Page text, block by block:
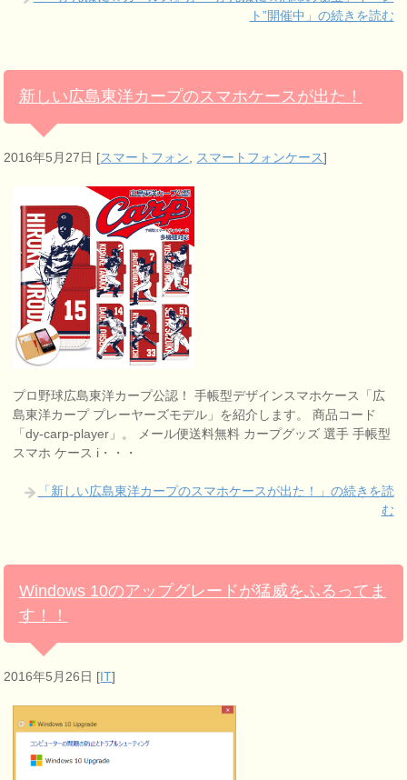
ト”開催中」の続きを読む
新しい広島東洋カープのスマホケースが出た！
2016年5月27日 [スマートフォン スマートフォンケース]
プロ野球広島東洋カープ公認！ 手帳型デザインスマホケース「広
島東洋カープ プレーヤーズモデル」を紹介します。 商品コード
「dy-carp-player」。 メール便送料無料 カープグッズ 選手 手帳型
スマホ ケース i・・・
「新しい広島東洋カープのスマホケースが出た！」の続きを読
む
Windows 10のアップグレードが猛威をふるってま
す！！
2016年5月26日 [IT]